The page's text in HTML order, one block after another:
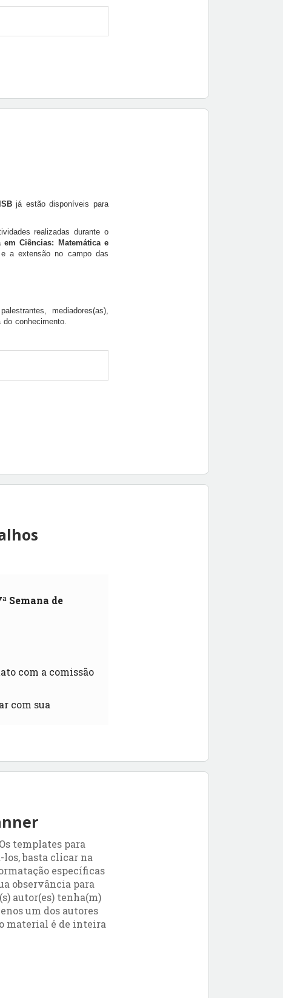
já estão disponíveis para
realizadas durante o
Ciências: Matemática e
a extensão no campo das
mediadores(as),
conhecimento.
Semana de
com a comissão
com sua
templates para
los, basta clicar na
específicas
observância para
autor(es) tenha(m)
um dos autores
material é de inteira